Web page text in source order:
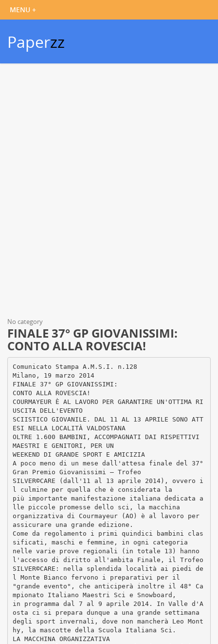
Paperzz
No category
FINALE 37° GP GIOVANISSIMI:
CONTO ALLA ROVESCIA!
Comunicato Stampa A.M.S.I. n.128
Milano, 19 marzo 2014
FINALE 37° GP GIOVANISSIMI:
CONTO ALLA ROVESCIA!
COURMAYEUR È AL LAVORO PER GARANTIRE UN'OTTIMA RI
USCITA DELL'EVENTO
SCIISTICO GIOVANILE. DAL 11 AL 13 APRILE SONO ATT
ESI NELLA LOCALITÀ VALDOSTANA
OLTRE 1.600 BAMBINI, ACCOMPAGNATI DAI RISPETTIVI
MAESTRI E GENITORI, PER UN
WEEKEND DI GRANDE SPORT E AMICIZIA
A poco meno di un mese dall'attesa finale del 37°
Gran Premio Giovanissimi – Trofeo
SILVER©CARE (dall'11 al 13 aprile 2014), ovvero i
l culmine per quella che è considerata la
più importante manifestazione italiana dedicata a
lle piccole promesse dello sci, la macchina
organizzativa di Courmayeur (AO) è al lavoro per
assicurare una grande edizione.
Come da regolamento i primi quindici bambini clas
sificati, maschi e femmine, in ogni categoria
nelle varie prove regionali (in totale 13) hanno
l'accesso di diritto all'ambita Finale, il Trofeo
SILVER©CARE: nella splendida località ai piedi de
l Monte Bianco fervono i preparativi per il
"grande evento", che anticiperà inoltre il 48° Ca
mpionato Italiano Maestri Sci e Snowboard,
in programma dal 7 al 9 aprile 2014. In Valle d'A
osta ci si prepara dunque a una grande settimana
degli sport invernali, dove non mancherà Leo Mont
hy, la mascotte della Scuola Italiana Sci.
LA MACCHINA ORGANIZZATIVA